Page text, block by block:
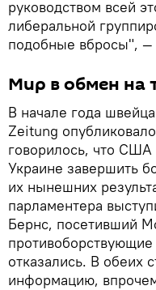
руководством всей
либеральной
подобные вбросы", —
Мир в обмен на
В начале года
Zeitung
говорилось, что
Украине завершить
их нынешних
парламентера
Бернс, посетивший
противоборствующие
отказались. В обеих
информацию,